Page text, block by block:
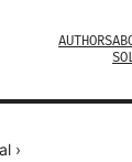
AUTHORS
›